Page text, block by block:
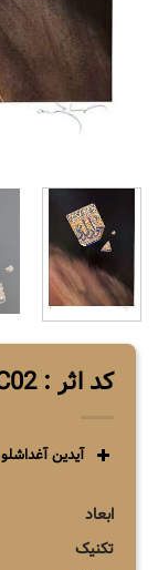
کد اثر : ZG1AA25X35C02
آیدین آغداشلو
ابعاد
تکنیک